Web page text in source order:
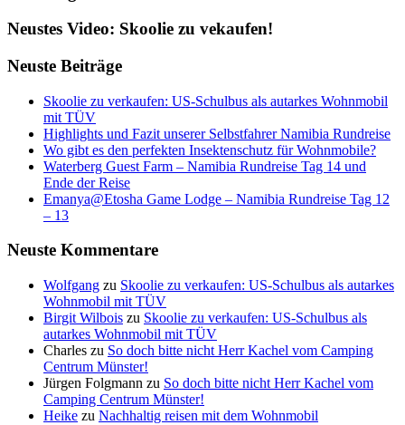
Neustes Video: Skoolie zu vekaufen!
Neuste Beiträge
Skoolie zu verkaufen: US-Schulbus als autarkes Wohnmobil
mit TÜV
Highlights und Fazit unserer Selbstfahrer Namibia Rundreise
Wo gibt es den perfekten Insektenschutz für Wohnmobile?
Waterberg Guest Farm – Namibia Rundreise Tag 14 und
Ende der Reise
Emanya@Etosha Game Lodge – Namibia Rundreise Tag 12
– 13
Neuste Kommentare
Wolfgang zu Skoolie zu verkaufen: US-Schulbus als autarkes
Wohnmobil mit TÜV
Birgit Wilbois zu Skoolie zu verkaufen: US-Schulbus als
autarkes Wohnmobil mit TÜV
Charles zu So doch bitte nicht Herr Kachel vom Camping
Centrum Münster!
Jürgen Folgmann zu So doch bitte nicht Herr Kachel vom
Camping Centrum Münster!
Heike zu Nachhaltig reisen mit dem Wohnmobil